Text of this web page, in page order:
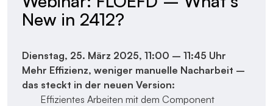
New in 2412?
Dienstag, 25. März 2025, 11:00 – 11:45 Uhr
Mehr Effizienz, weniger manuelle Nacharbeit –
das steckt in der neuen Version:
Effizientes Arbeiten mit dem Component